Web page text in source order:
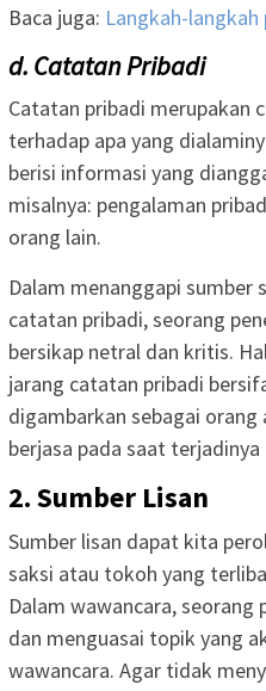
Baca juga: Langkah-
d. Catatan Pribadi
Catatan pribadi merupakan
terhadap apa yang
berisi informasi yang
misalnya: pengalaman
orang lain.
Dalam menanggapi sumber
catatan pribadi, seorang
bersikap netral dan kritis.
jarang catatan pribadi
digambarkan sebagai
berjasa pada saat
2. Sumber Lisan
Sumber lisan dapat kita
saksi atau tokoh yang
Dalam wawancara, seorang
dan menguasai topik yang
wawancara. Agar tidak